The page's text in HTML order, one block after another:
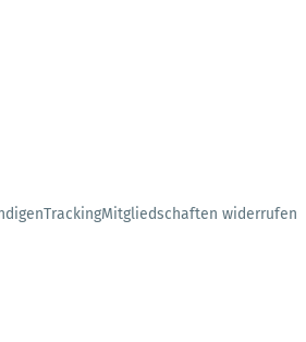
TrackingMitgliedschaften widerrufen